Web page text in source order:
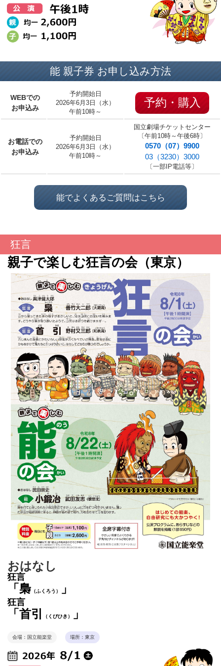
能 親子券 お申し込み方法
WEBでの
お申込み
予約開始日
2026年6月3日（水）
午前10時～
予約・購入
お電話での
お申込み
予約開始日
2026年6月3日（水）
午前10時～
国立劇場チケットセンター
〔午前10時～午後6時〕
0570（07）9900
03（3230）3000
〔一部IP電話等〕
能でよくあるご質問はこちら
狂言
親子で楽しむ狂言の会（東京）
おはなし
狂言
「梟 （ふくろう） 」
狂言
「首引 （くびひき） 」
会場：国立能楽堂 場所：東京